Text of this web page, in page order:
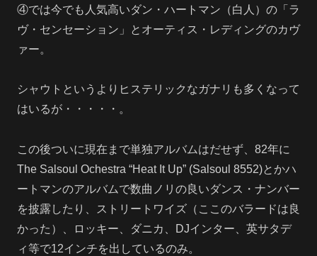
④では今でも人気高いダン・ハートマン（白人）の「ラ
ヴ・センセーション」とオーティス・レディングのカヴ
ァー。
シャウトというよりヒステリックなガナリも多くなって
はいるが・・・・・。
この後ついに現在まで単独アルバムはだせず、82年に
The Salsoul Ochestra “Heat It Up” (Salsoul 8552)とかハ
ートマンのアルバムで数曲ノリの良いダンス・ナンバー
を披露したり、ストリートワイズ（ここのバラードは良
かった）、ロッキー、ダニカ、DJインター、英サタデ
ィ等で12インチを出しているのみ。